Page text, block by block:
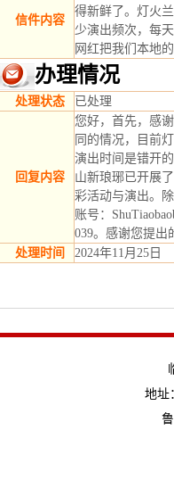
信件内容
得新鲜了。灯火
少演出频次，每
网红把我们本地
办理情况
处理状态 已处理
回复内容
您好，首先，感
同的情况，目前
演出时间是错开
山新琅琊已开展
彩活动与演出。
账号：
039。感谢您提出
处理时间
2024年11月25日
地址